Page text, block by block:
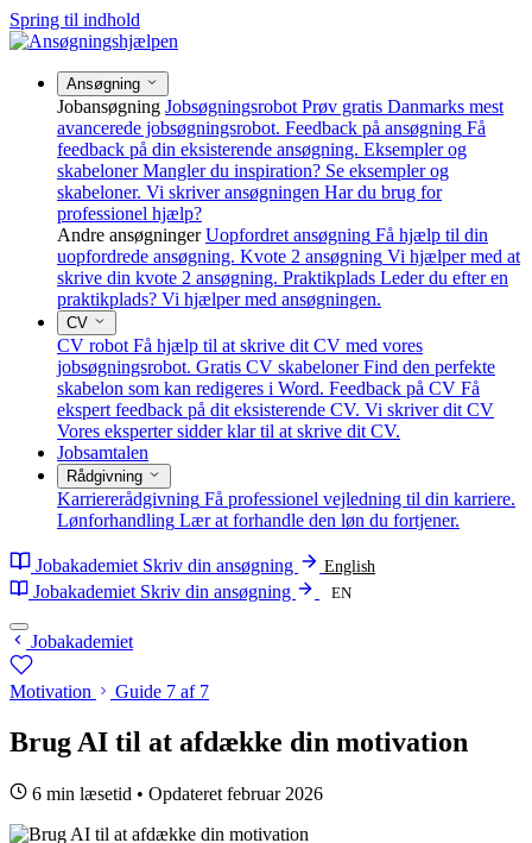
Spring til indhold
Ansøgning
Jobansøgning Jobsøgningsrobot Prøv gratis Danmarks mest
avancerede jobsøgningsrobot. Feedback på ansøgning Få
feedback på din eksisterende ansøgning. Eksempler og
skabeloner Mangler du inspiration? Se eksempler og
skabeloner. Vi skriver ansøgningen Har du brug for
professionel hjælp?
Andre ansøgninger Uopfordret ansøgning Få hjælp til din
uopfordrede ansøgning. Kvote 2 ansøgning Vi hjælper med at
skrive din kvote 2 ansøgning. Praktikplads Leder du efter en
praktikplads? Vi hjælper med ansøgningen.
CV
CV robot Få hjælp til at skrive dit CV med vores
jobsøgningsrobot. Gratis CV skabeloner Find den perfekte
skabelon som kan redigeres i Word. Feedback på CV Få
ekspert feedback på dit eksisterende CV. Vi skriver dit CV
Vores eksperter sidder klar til at skrive dit CV.
Jobsamtalen
Rådgivning
Karriererådgivning Få professionel vejledning til din karriere.
Lønforhandling Lær at forhandle den løn du fortjener.
Jobakademiet Skriv din ansøgning English
Jobakademiet Skriv din ansøgning EN
Jobakademiet
Motivation Guide 7 af 7
Brug AI til at afdække din motivation
6 min læsetid • Opdateret februar 2026